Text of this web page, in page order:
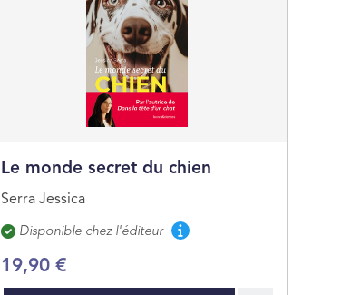
Le monde secret du chien
Serra Jessica
Disponibilité
Disponible chez l'éditeur
19,90 €